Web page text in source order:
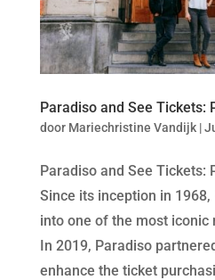
Paradiso and See Tickets:
door Mariechristine Vandijk|
Paradiso and See Tickets:
Since its inception in
into one of the most iconic
In 2019, Paradiso
enhance the ticket